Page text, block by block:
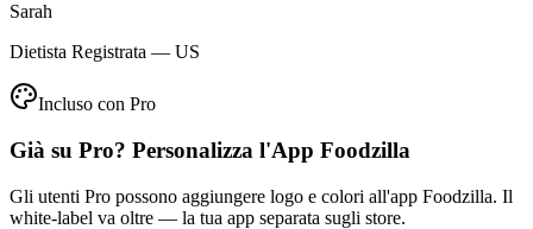
Sarah
Dietista Registrata — US
Incluso con Pro
Già su Pro? Personalizza l'App Foodzilla
Gli utenti Pro possono aggiungere logo e colori all'app Foodzilla. Il
white-label va oltre — la tua app separata sugli store.